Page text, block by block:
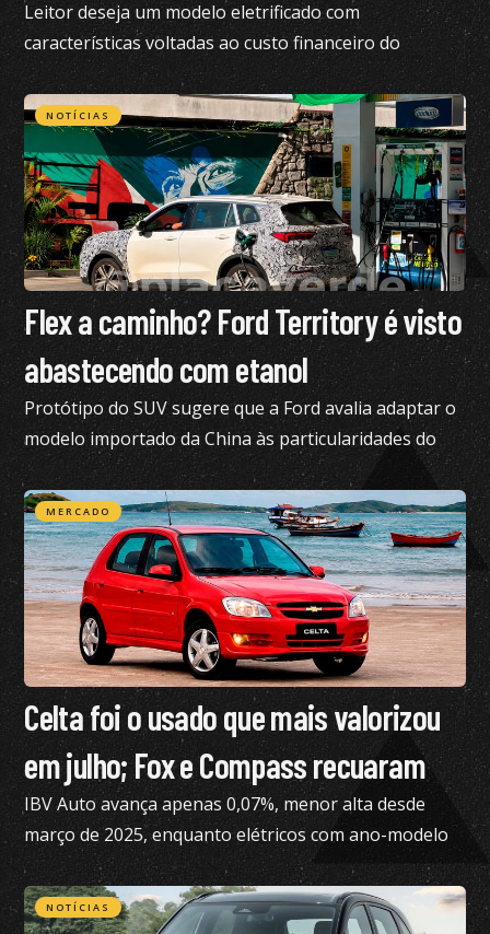
Leitor deseja um modelo eletrificado com
características voltadas ao custo financeiro do
produto e pediu nossa análise completa
NOTÍCIAS
Flex a caminho? Ford Territory é visto
abastecendo com etanol
Protótipo do SUV sugere que a Ford avalia adaptar o
modelo importado da China às particularidades do
mercado brasileiro
MERCADO
Celta foi o usado que mais valorizou
em julho; Fox e Compass recuaram
IBV Auto avança apenas 0,07%, menor alta desde
março de 2025, enquanto elétricos com ano-modelo
2023 desvalorizam 46,15%
NOTÍCIAS